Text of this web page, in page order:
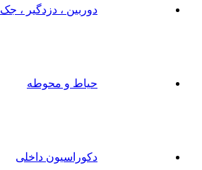
دوربین ، دزدگیر ، جک
حیاط و محوطه
دکوراسیون داخلی